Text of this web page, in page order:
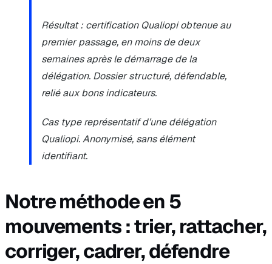
Résultat : certification Qualiopi obtenue au
premier passage, en moins de deux
semaines après le démarrage de la
délégation. Dossier structuré, défendable,
relié aux bons indicateurs.
Cas type représentatif d’une délégation
Qualiopi. Anonymisé, sans élément
identifiant.
Notre méthode en 5
mouvements : trier, rattacher,
corriger, cadrer, défendre